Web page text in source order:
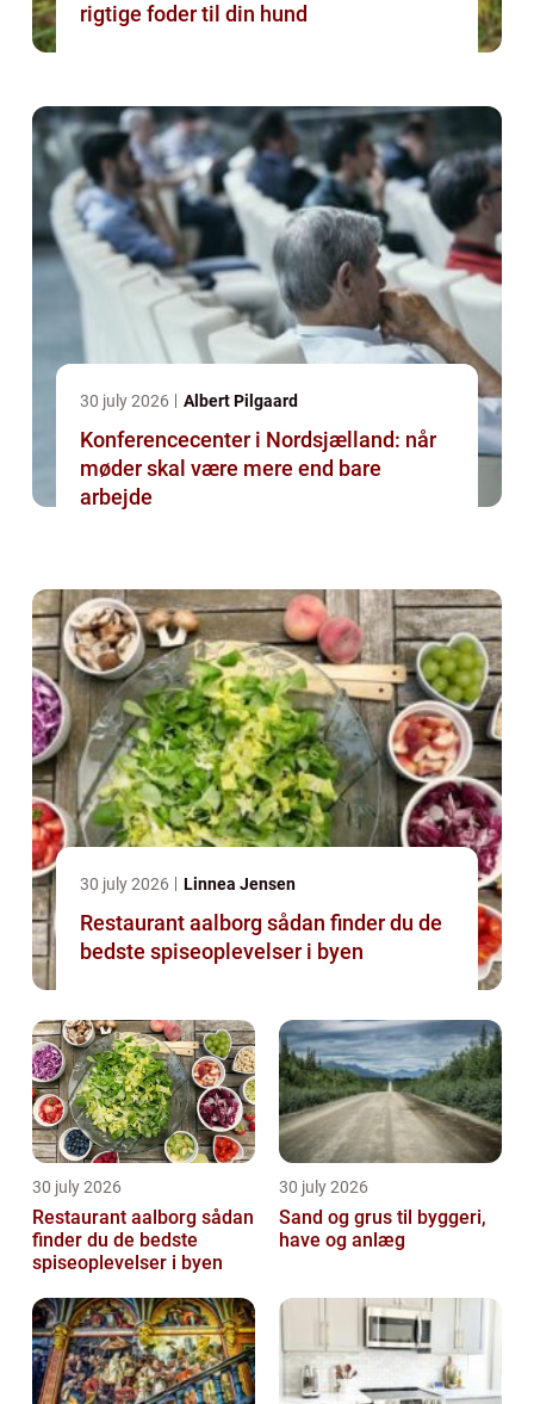
rigtige foder til din hund
30 july 2026 Albert Pilgaard
Konferencecenter i Nordsjælland: når
møder skal være mere end bare
arbejde
30 july 2026 Linnea Jensen
Restaurant aalborg sådan finder du de
bedste spiseoplevelser i byen
30 july 2026
Restaurant aalborg sådan
finder du de bedste
spiseoplevelser i byen
30 july 2026
Sand og grus til byggeri,
have og anlæg